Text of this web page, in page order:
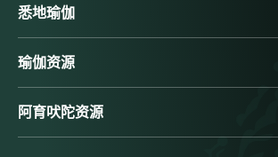
悉地瑜伽
瑜伽资源
阿育吠陀资源